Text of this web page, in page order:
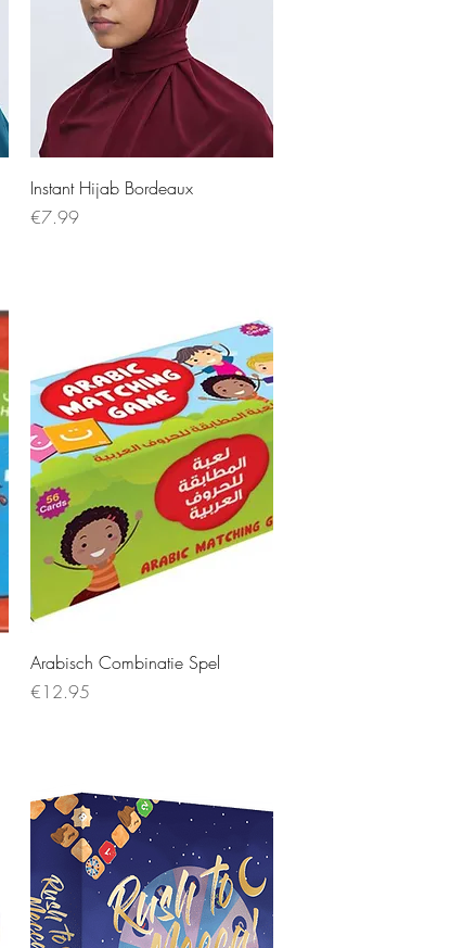
Instant Hijab Bordeaux
Price
€7.99
Arabisch Combinatie Spel
Price
€12.95